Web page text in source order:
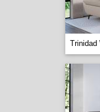
Trinidad